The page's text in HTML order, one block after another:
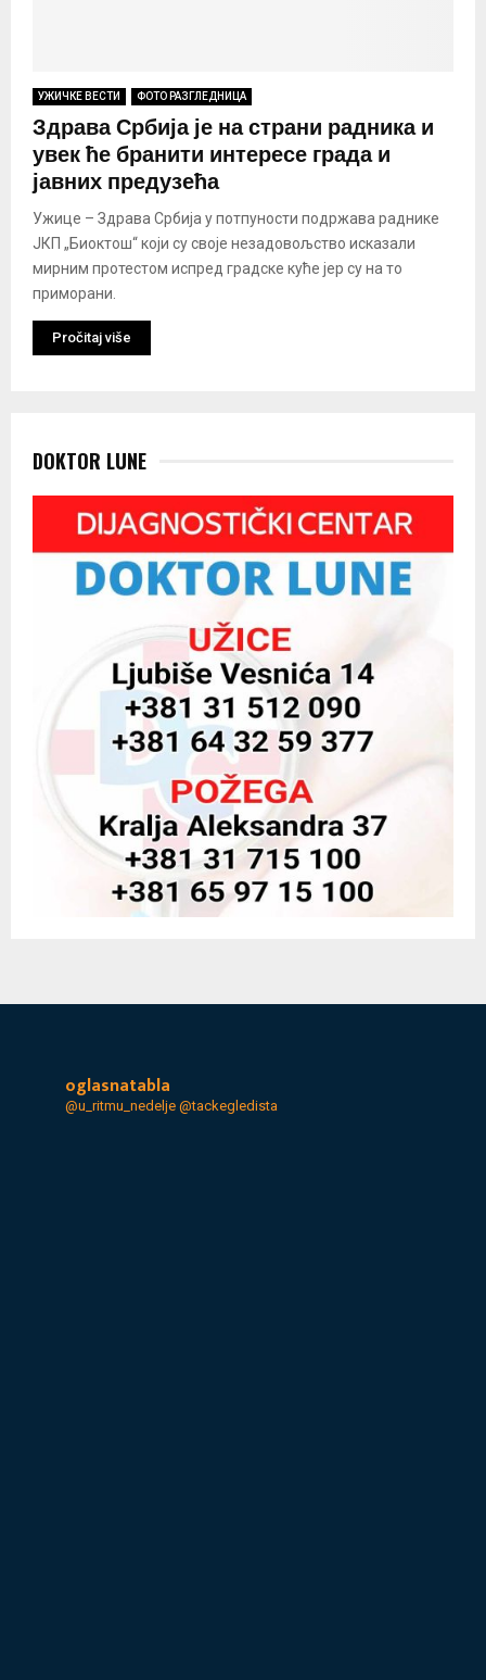
УЖИЧКЕ ВЕСТИ ФОТО РАЗГЛЕДНИЦА
Здрава Србија је на страни радника и
увек ће бранити интересе града и
јавних предузећа
Ужице – Здрава Србија у потпуности подржава раднике
ЈКП „Биоктош“ који су своје незадовољство исказали
мирним протестом испред градске куће јер су на то
приморани.
Pročitaj više
DOKTOR LUNE
oglasnatabla
@u_ritmu_nedelje @tackegledista